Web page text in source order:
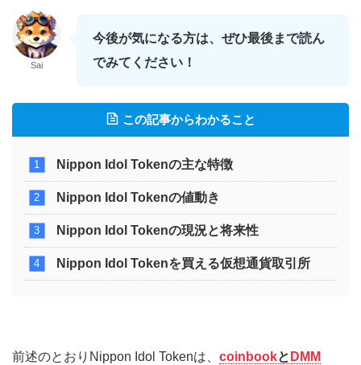
Sai
今後が気になる方は、ぜひ最後まで読ん
でみてください！
この記事からわかること
Nippon Idol Tokenの主な特徴
Nippon Idol Tokenの値動き
Nippon Idol Tokenの現況と将来性
Nippon Idol Tokenを買える仮想通貨取引所
前述のとおりNippon Idol Tokenは、 coinbookと DMM